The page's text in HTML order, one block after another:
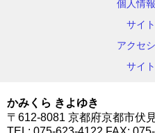
個人情
サイ
アクセ
サイ
かみくら きよゆき
〒612-8081 京都府京都市伏